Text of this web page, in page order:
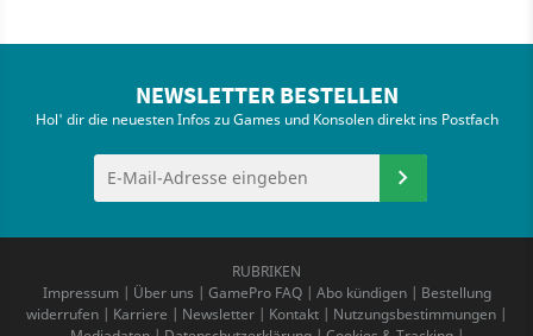
NEWSLETTER BESTELLEN
Hol' dir die neuesten Infos zu Games und Konsolen direkt ins Postfach
RUBRIKEN
Impressum| Über uns | GamePro FAQ| Abo kündigen| Bestellung
widerrufen | Karriere | Newsletter | Kontakt | Nutzungsbestimmungen |